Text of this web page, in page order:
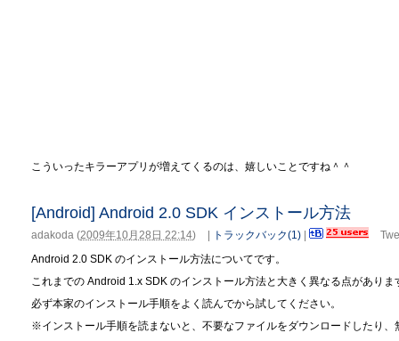
こういったキラーアプリが増えてくるのは、嬉しいことですね＾＾
[Android] Android 2.0 SDK インストール方法
adakoda (2009年10月28日 22:14) | トラックバック(1) |
Android 2.0 SDK のインストール方法についてです。
これまでの Android 1.x SDK のインストール方法と大きく異なる点がありま
必ず本家のインストール手順をよく読んでから試してください。
※インストール手順を読まないと、不要なファイルをダウンロードしたり